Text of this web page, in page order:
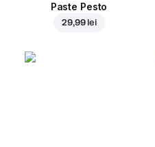
Paste Pesto
29,99 lei